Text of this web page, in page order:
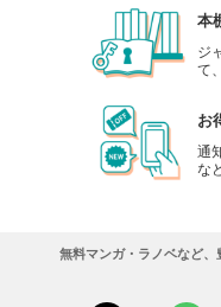
本
ジ
て
お
通
な
無料マンガ・ラノベなど、